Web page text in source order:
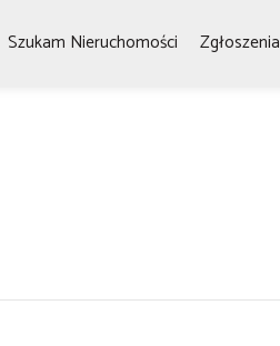
Szukam Nieruchomości Zgłoszenia